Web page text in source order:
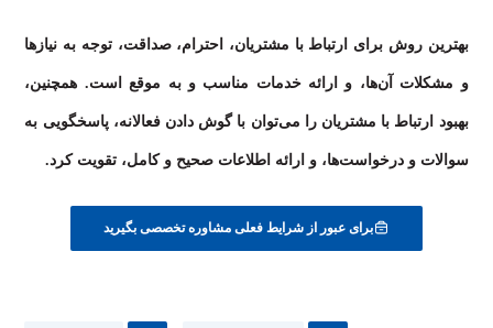
بهترین روش برای ارتباط با مشتریان، احترام، صداقت، توجه به نیازها
و مشکلات آن‌ها، و ارائه خدمات مناسب و به موقع است. همچنین،
بهبود ارتباط با مشتریان را می‌توان با گوش دادن فعالانه، پاسخگویی به
سوالات و درخواست‌ها، و ارائه اطلاعات صحیح و کامل، تقویت کرد.
برای عبور از شرایط فعلی مشاوره تخصصی بگیرید